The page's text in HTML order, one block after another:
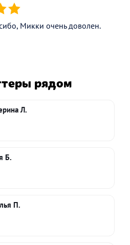
(*)
Микки очень доволен.
рядом
Л.
Б.
П.